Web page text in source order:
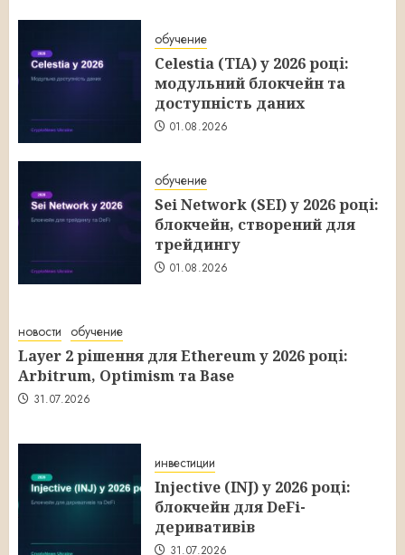
обучение
Celestia (TIA) у 2026 році:
модульний блокчейн та
доступність даних
01.08.2026
обучение
Sei Network (SEI) у 2026 році:
блокчейн, створений для
трейдингу
01.08.2026
новости обучение
Layer 2 рішення для Ethereum у 2026 році:
Arbitrum, Optimism та Base
31.07.2026
инвестиции
Injective (INJ) у 2026 році:
блокчейн для DeFi-
деривативів
31.07.2026